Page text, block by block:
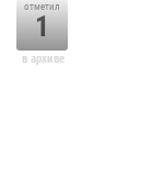
отметил
1
в архиве